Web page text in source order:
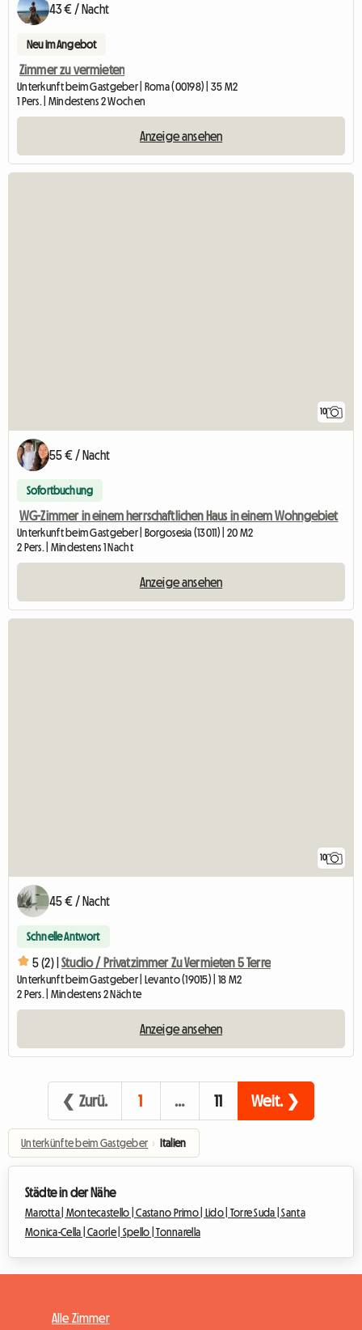
43 € / Nacht
Neu im Angebot
Zimmer zu vermieten
Unterkunft beim Gastgeber | Roma (00198) | 35 M2
1 Pers. | Mindestens 2 Wochen
Anzeige ansehen
10
55 € / Nacht
Sofortbuchung
WG-Zimmer in einem herrschaftlichen Haus in einem Wohngebiet
Unterkunft beim Gastgeber | Borgosesia (13011) | 20 M2
2 Pers. | Mindestens 1 Nacht
Anzeige ansehen
10
45 € / Nacht
Schnelle Antwort
5 (2) | Studio / Privatzimmer Zu Vermieten 5 Terre
Unterkunft beim Gastgeber | Levanto (19015) | 18 M2
2 Pers. | Mindestens 2 Nächte
Anzeige ansehen
❮ Zurü. 1 … 11 Weit. ❯
Unterkünfte beim Gastgeber › Italien
Städte in der Nähe
Marotta | Montecastello |Castano Primo | Lido | Torre Suda |Santa
Monica-Cella |Caorle | Spello |Tonnarella
Alle Zimmer